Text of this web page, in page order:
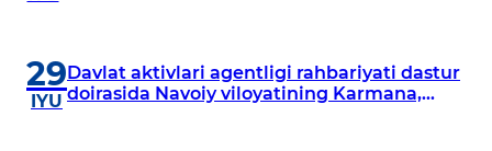
29
IYU
Davlat aktivlari agentligi rahbariyati dastur
doirasida Navoiy viloyatining Karmana,